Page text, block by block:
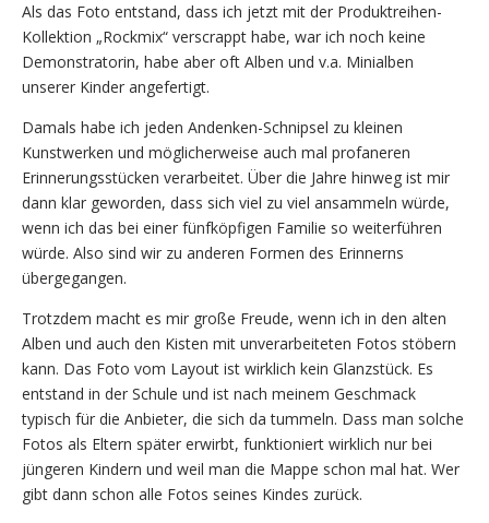
Als das Foto entstand, dass ich jetzt mit der Produktreihen-
Kollektion „Rockmix“ verscrappt habe, war ich noch keine
Demonstratorin, habe aber oft Alben und v.a. Minialben
unserer Kinder angefertigt.
Damals habe ich jeden Andenken-Schnipsel zu kleinen
Kunstwerken und möglicherweise auch mal profaneren
Erinnerungsstücken verarbeitet. Über die Jahre hinweg ist mir
dann klar geworden, dass sich viel zu viel ansammeln würde,
wenn ich das bei einer fünfköpfigen Familie so weiterführen
würde. Also sind wir zu anderen Formen des Erinnerns
übergegangen.
Trotzdem macht es mir große Freude, wenn ich in den alten
Alben und auch den Kisten mit unverarbeiteten Fotos stöbern
kann. Das Foto vom Layout ist wirklich kein Glanzstück. Es
entstand in der Schule und ist nach meinem Geschmack
typisch für die Anbieter, die sich da tummeln. Dass man solche
Fotos als Eltern später erwirbt, funktioniert wirklich nur bei
jüngeren Kindern und weil man die Mappe schon mal hat. Wer
gibt dann schon alle Fotos seines Kindes zurück.